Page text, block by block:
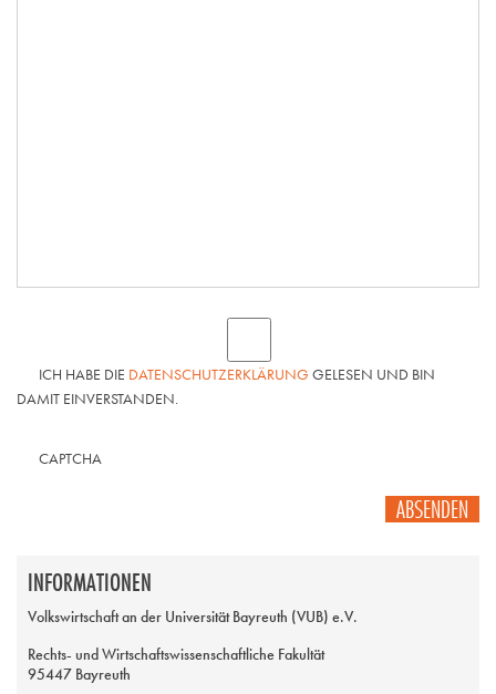
INFORMATIONEN
Volkswirtschaft an der Universität Bayreuth (VUB) e.V.
Rechts- und Wirtschaftswissenschaftliche Fakultät
95447 Bayreuth
ICH HABE DIE DATENSCHUTZERKLÄRUNG GELESEN UND BIN
DAMIT EINVERSTANDEN.
CAPTCHA
ABSENDEN